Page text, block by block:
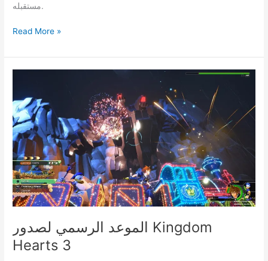
مستقبله.
فريق
مسلسل
Sonic
سيترك
عمله
Read More »
الموعد الرسمي لصدور Kingdom
Hearts 3